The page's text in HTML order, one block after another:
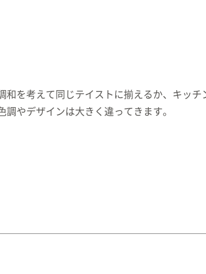
和を考えて同じテイストに揃えるか、キッ
調やデザインは大きく違ってきます。